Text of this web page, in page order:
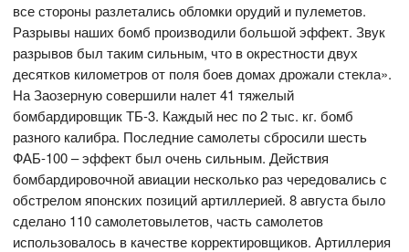
все стороны разлетались обломки орудий и пулеметов.
Разрывы наших бомб производили большой эффект. Звук
разрывов был таким сильным, что в окрестности двух
десятков километров от поля боев домах дрожали стекла».
На Заозерную совершили налет 41 тяжелый
бомбардировщик ТБ-3. Каждый нес по 2 тыс. кг. бомб
разного калибра. Последние самолеты сбросили шесть
ФАБ-100 – эффект был очень сильным. Действия
бомбардировочной авиации несколько раз чередовались с
обстрелом японских позиций артиллерией. 8 августа было
сделано 110 самолетовылетов, часть самолетов
использовалось в качестве корректировщиков. Артиллерия